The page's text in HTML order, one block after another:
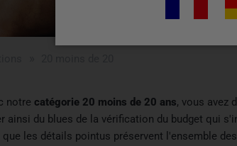
notre catégorie 20 moins de 20 ans, vous avez
ainsi du blues de la vérification du budget qui
les détails pointus préservent l'ensemble